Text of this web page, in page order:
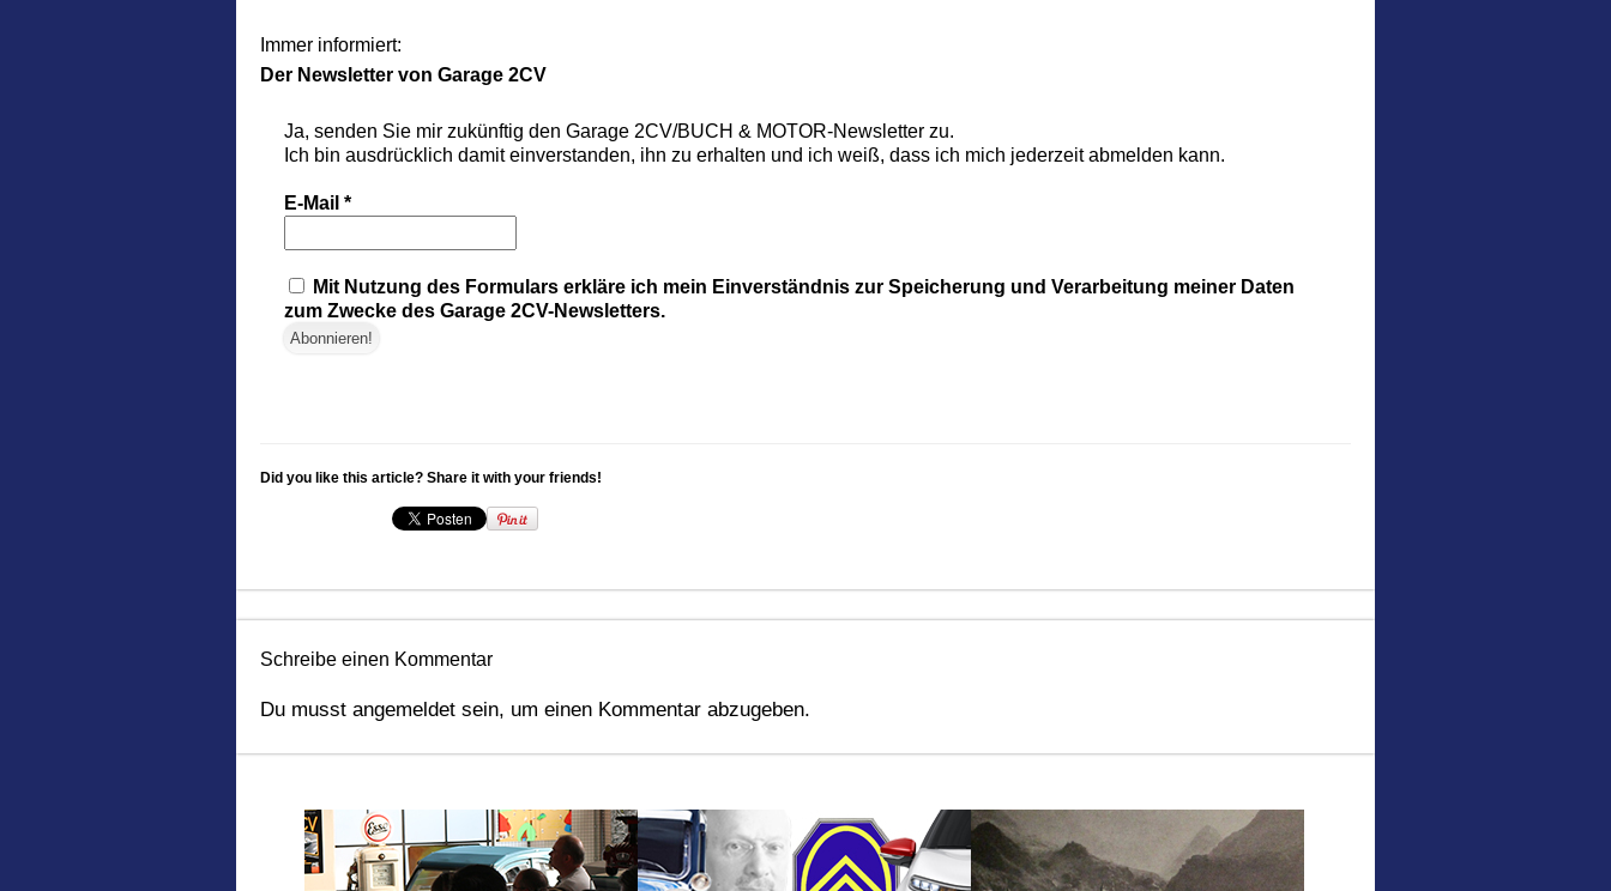
Immer informiert:
Der Newsletter von Garage 2CV
Ja, senden Sie mir zukünftig den Garage 2CV/BUCH & MOTOR-Newsletter zu.
Ich bin ausdrücklich damit einverstanden, ihn zu erhalten und ich weiß, dass ich mich jederzeit abmelden kann.
E-Mail *
Mit Nutzung des Formulars erkläre ich mein Einverständnis zur Speicherung und Verarbeitung meiner Daten
zum Zwecke des Garage 2CV-Newsletters.
Did you like this article? Share it with your friends!
Schreibe einen Kommentar
Du musst angemeldet sein, um einen Kommentar abzugeben.